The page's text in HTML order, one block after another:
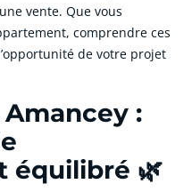
vente. Que vous
comprendre ces
de votre projet
:
équilibré 🌿